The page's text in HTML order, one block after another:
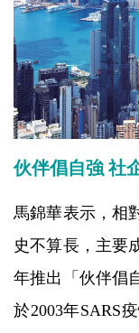
伙伴倡自強 社
馬錦華表示，相
史不算長，主要
年推出「伙伴倡
於2003年SARS